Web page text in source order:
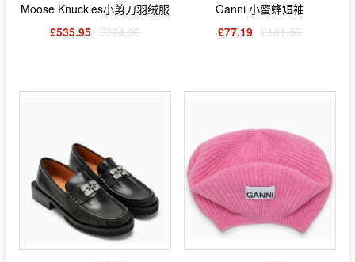
Moose Knuckles小剪刀羽绒服
£535.95 £924.06
Ganni 小蜜蜂短袖
£77.19 £101.57